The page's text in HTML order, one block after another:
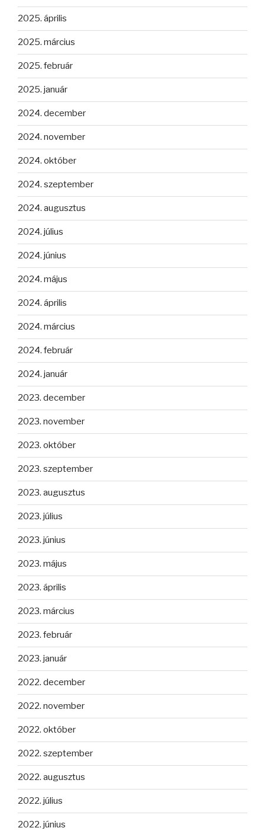
2025. április
2025. március
2025. február
2025. január
2024. december
2024. november
2024. október
2024. szeptember
2024. augusztus
2024. július
2024. június
2024. május
2024. április
2024. március
2024. február
2024. január
2023. december
2023. november
2023. október
2023. szeptember
2023. augusztus
2023. július
2023. június
2023. május
2023. április
2023. március
2023. február
2023. január
2022. december
2022. november
2022. október
2022. szeptember
2022. augusztus
2022. július
2022. június